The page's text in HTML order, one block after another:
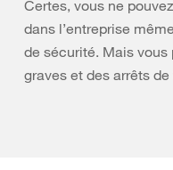
Certes, vous ne
dans l’entreprise
de sécurité. Mais
graves et des arrêts